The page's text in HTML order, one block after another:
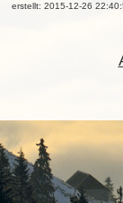
erstellt: 2015-12-26